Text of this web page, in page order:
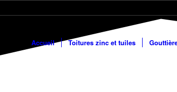
Accueil Toitures zinc et tuiles